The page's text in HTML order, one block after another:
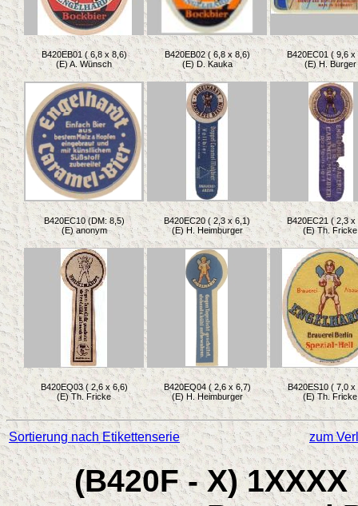
B420EB01 ( 6,8 x 8,6)
(E) A. Wünsch
B420EB02 ( 6,8 x 8,6)
(E) D. Kauka
B420EC01 ( 9,6 x
(E) H. Burger
B420EC10 (DM: 8,5)
(E) anonym
B420EC20 ( 2,3 x 6,1)
(E) H. Heimburger
B420EC21 ( 2,3 x
(E) Th. Fricke
B420EQ03 ( 2,6 x 6,6)
(E) Th. Fricke
B420EQ04 ( 2,6 x 6,7)
(E) H. Heimburger
B420ES10 ( 7,0 x
(E) Th. Fricke
Sortierung nach Etikettenserie zum
(B420F - X)